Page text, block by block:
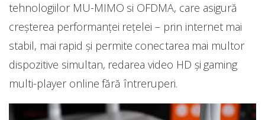
tehnologiilor MU-MIMO si OFDMA, care asigură
creșterea performanței rețelei – prin internet mai
stabil, mai rapid și permite conectarea mai multor
dispozitive simultan, redarea video HD și gaming
multi-player online fără întreruperi.